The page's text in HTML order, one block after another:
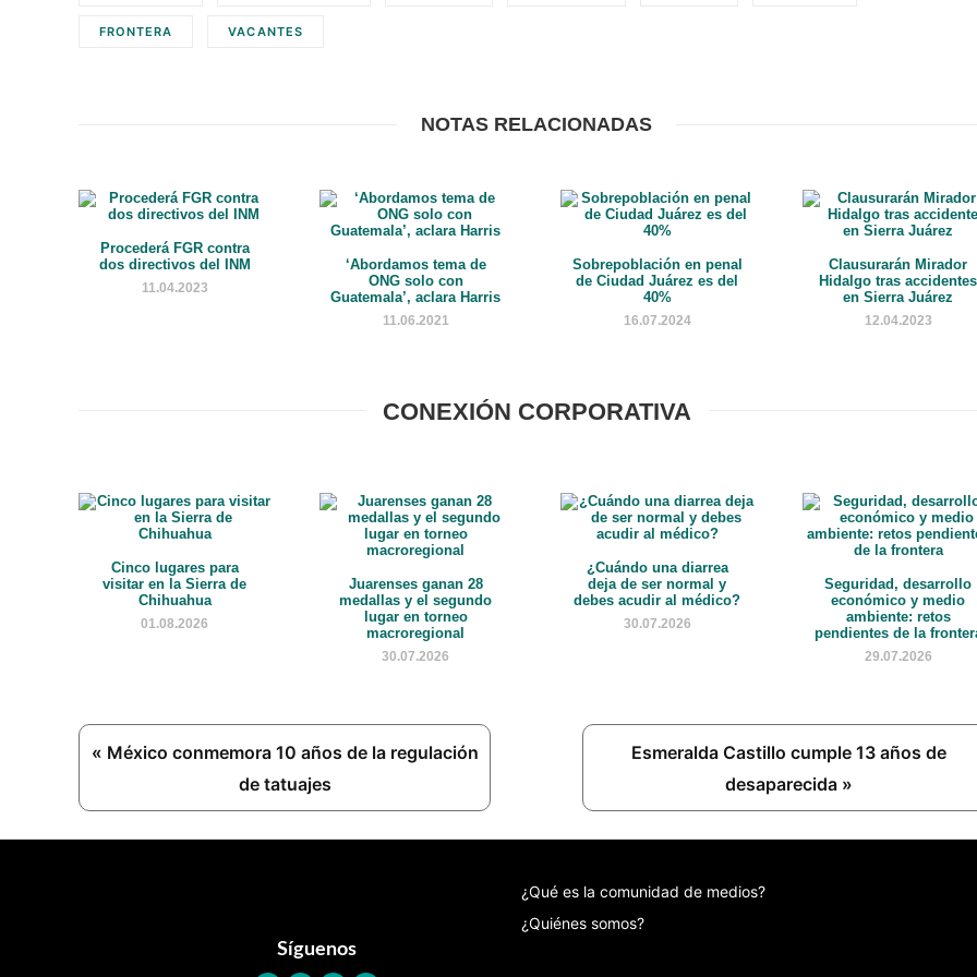
FRONTERA VACANTES
NOTAS RELACIONADAS
Procederá FGR contra
dos directivos del INM
11.04.2023
‘Abordamos tema de
ONG solo con
Guatemala’, aclara Harris
11.06.2021
Sobrepoblación en penal
de Ciudad Juárez es del
40%
16.07.2024
Clausurarán Mirador
Hidalgo tras accidentes
en Sierra Juárez
12.04.2023
CONEXIÓN CORPORATIVA
Cinco lugares para
visitar en la Sierra de
Chihuahua
01.08.2026
Juarenses ganan 28
medallas y el segundo
lugar en torneo
macroregional
30.07.2026
¿Cuándo una diarrea
deja de ser normal y
debes acudir al médico?
30.07.2026
Seguridad, desarrollo
económico y medio
ambiente: retos
pendientes de la
29.07.2026
Previous
« México conmemora 10 años de la regulación
de tatuajes
Next
Esmeralda Castillo cumple 13 años de
desaparecida »
Síguenos
¿Qué es la comunidad de medios?
¿Quiénes somos?